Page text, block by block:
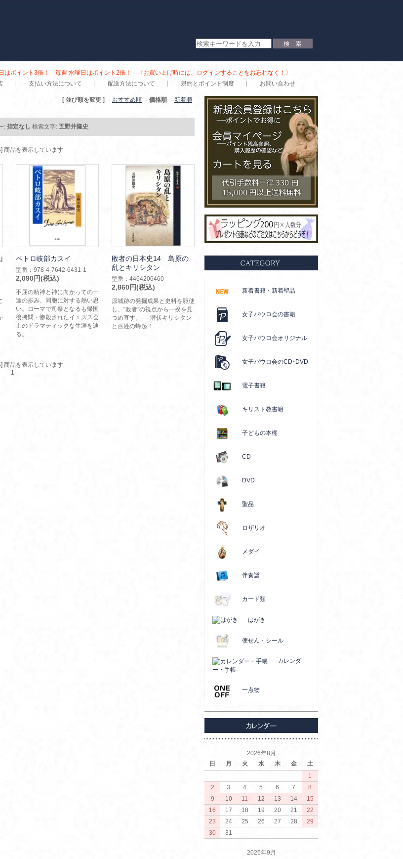
はポイント3倍！ 毎週 水曜日はポイント2倍！ 〈お買い上げ時には、ログインすることをお忘れなく！〉
支払い方法について 配送方法について 規約とポイント制度 お問い合わせ
[ 並び順を変更 ] - おすすめ順 - 価格順 - 新着順
: 指定なし 検索文字: 五野井隆史
商品を表示しています
ペトロ岐部カスイ
型番：978-4-7642-6431-1
2,090円(税込)
不屈の精神と神に向かっての一
途の歩み、同胞に対する熱い思
い。ローマで司祭となるも帰国
後拷問・惨殺されたイエズス会
士のドラマティックな生涯を辿
る。
敗者の日本史14 島原の
乱とキリシタン
型番：4464206460
2,860円(税込)
原城跡の発掘成果と史料を駆使
し、“敗者”の視点から一揆を見
つめ直す。──潜伏キリシタン
と百姓の蜂起！
商品を表示しています
1
新着書籍・新着聖品
女子パウロ会の書籍
女子パウロ会オリジナル
女子パウロ会のCD･DVD
電子書籍
キリスト教書籍
子どもの本棚
CD
DVD
聖品
ロザリオ
メダイ
伴奏譜
カード類
はがき
便せん・シール
カレンダ
ー・手帳
一点物
2026年8月
日
月 火 水 木 金
土
1
2
3 4 5 6 7
8
9
10 11 12 13 14
15
16
17 18 19 20 21
22
23
24 25 26 27 28
29
30
31
2026年9月